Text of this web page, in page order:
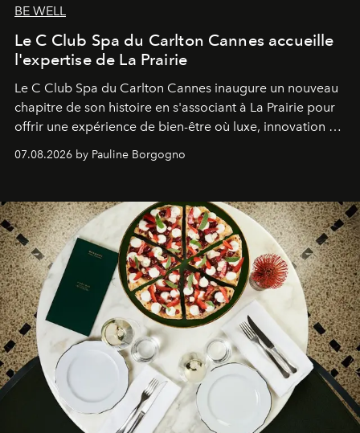
BE WELL
Le C Club Spa du Carlton Cannes accueille
l'expertise de La Prairie
Le C Club Spa du Carlton Cannes inaugure un nouveau
chapitre de son histoire en s'associant à La Prairie pour
offrir une expérience de bien-être où luxe, innovation et
expertise se rencontrent.
07.08.2026 by Pauline Borgogno